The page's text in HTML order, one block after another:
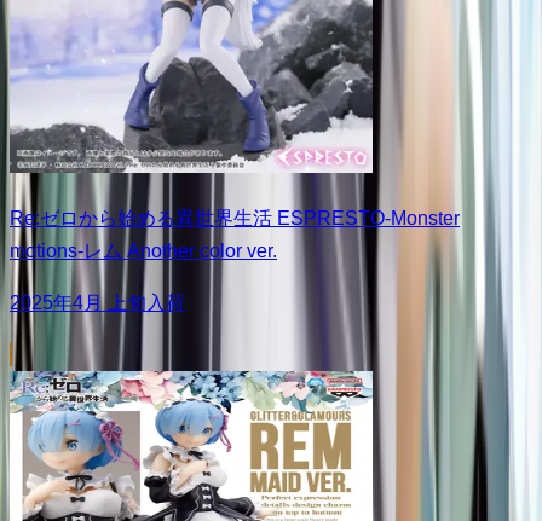
Re:ゼロから始める異世界生活 ESPRESTO-Monster
motions-レム Another color ver.
2025年4月 上旬入荷